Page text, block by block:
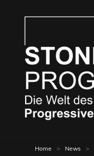
Home > News >